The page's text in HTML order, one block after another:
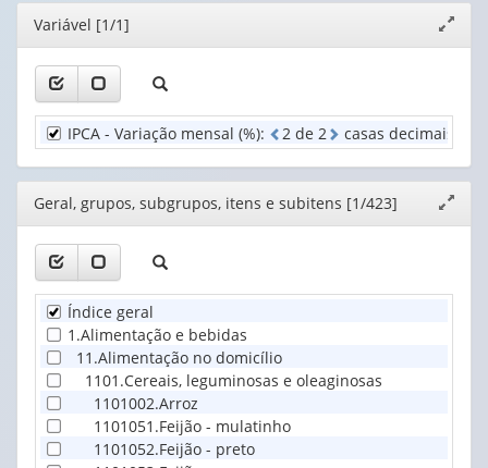
itens
e
sub...
(possui
apenas
valor):
Unidade
Territorial
(1)
Editor
janela
Variável [1/1]
IPCA - Variação mensal (%): 2 de 2 casas decimais
Editor
janela
Geral, grupos, subgrupos, itens e subitens [1/423]
Índice geral
1.Alimentação e bebidas
11.Alimentação no domicílio
1101.Cereais, leguminosas e oleaginosas
1101002.Arroz
1101051.Feijão - mulatinho
1101052.Feijão - preto